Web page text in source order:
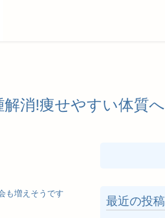
消!痩せやすい体質へ
も増えそうです
最近の投稿